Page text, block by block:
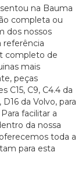
na Bauma
completa ou
dos nossos
referência
completo de
mais
peças
C15, C9, C4.4 da
da Volvo, para
facilitar a
da nossa
toda a
para esta